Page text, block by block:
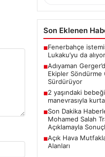
Son Eklenen
■Fenerbahçe
Lukaku’yu da
■Adıyaman
Ekipler Söndürme
Sürdürüyor
■2 yaşındaki
manevrasıyla
■Son Dakika
Mohamed Salah
Açıklamayla
■Açık Hava
Alanları